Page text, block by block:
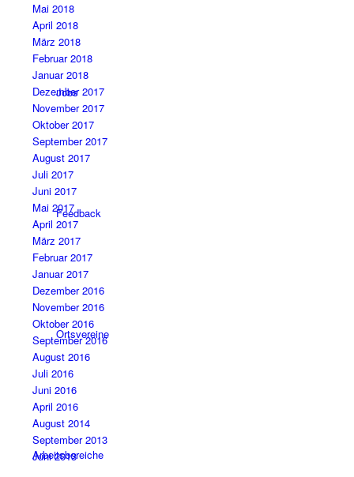
Jobs
Feedback
Ortsvereine
Arbeitsbereiche
Mai 2018
April 2018
März 2018
Februar 2018
Januar 2018
Dezember 2017
November 2017
Oktober 2017
September 2017
August 2017
Juli 2017
Juni 2017
Mai 2017
April 2017
März 2017
Februar 2017
Januar 2017
Dezember 2016
November 2016
Oktober 2016
September 2016
August 2016
Juli 2016
Juni 2016
April 2016
August 2014
September 2013
Juni 2013